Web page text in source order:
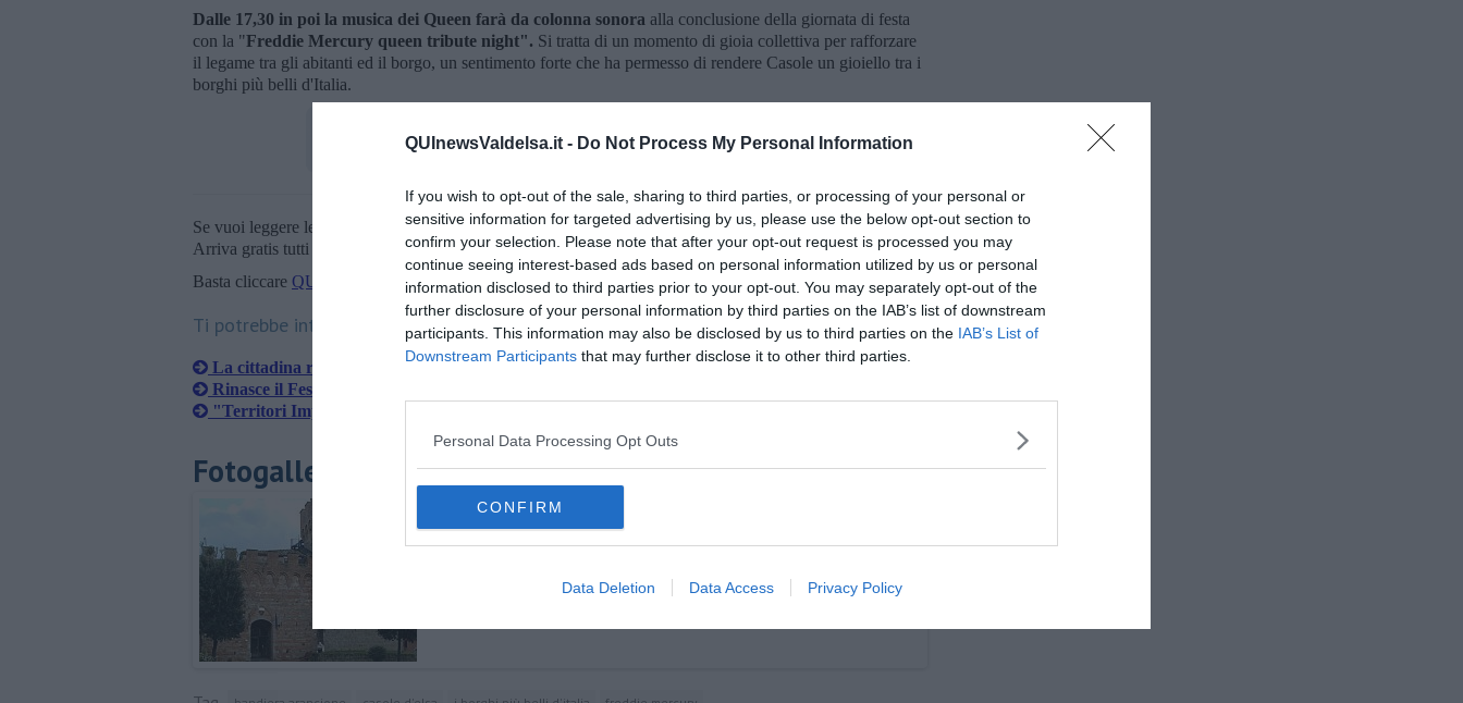
QUInewsValdelsa.it - Do Not Process My Personal Information
If you wish to opt-out of the sale, sharing to third parties, or processing of your personal or
sensitive information for targeted advertising by us, please use the below opt-out section to
confirm your selection. Please note that after your opt-out request is processed you may
continue seeing interest-based ads based on personal information utilized by us or personal
information disclosed to third parties prior to your opt-out. You may separately opt-out of the
further disclosure of your personal information by third parties on the IAB’s list of downstream
participants. This information may also be disclosed by us to third parties on the IAB’s List of
Downstream Participants that may further disclose it to other third parties.
Personal Data Processing Opt Outs
CONFIRM
Data Deletion Data Access Privacy Policy
Dalle 17,30 in poi la musica dei Queen farà da colonna sonora alla conclusione della giornata di festa
con la "Freddie Mercury queen tribute night". Si tratta di un momento di gioia collettiva per rafforzare
il legame tra gli abitanti ed il borgo, un sentimento forte che ha permesso di rendere Casole un gioiello tra i
borghi più belli d'Italia.
Se vuoi leggere le notizie principali della Toscana iscriviti allaNewsletter QUInews - ToscanaMedia.
Arriva gratis tutti i giorni alle 20:00 direttamente nella tua casella di posta.
Basta cliccare QUI
Ti potrebbe interessare anche:
La cittadina riscopre la gota cotta
Rinasce il Festival del Cristallo
"Territori Impresa" un festival per la vallata
Fotogallery